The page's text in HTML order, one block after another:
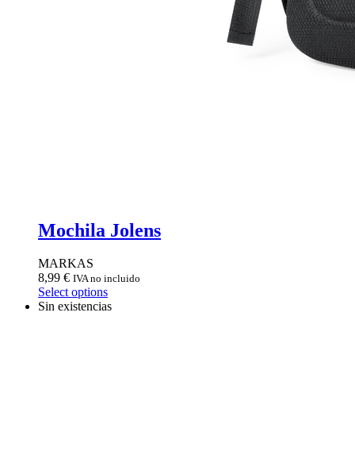
Mochila Jolens
MARKAS
8,99 € IVA no incluido
Select options
Sin existencias